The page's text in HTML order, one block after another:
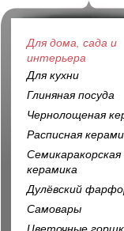
Для дома, сада и
интерьера
Для кухни
Глиняная посуда
Чернолощеная
Расписная
Семикаракорская
керамика
Дулёвский
Самовары